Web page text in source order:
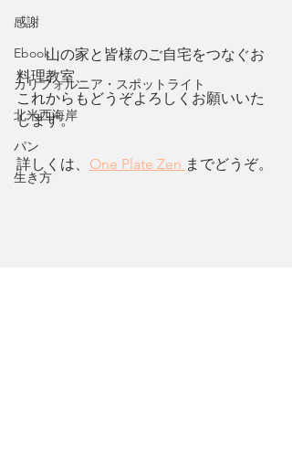
感謝
Ebook
カリフォルニア・スポットライト
北米西海岸
パン
生き方
山の家と皆様のご自宅をつなぐお
料理教室、
これからもどうぞよろしくお願いいた
します。
詳しくは、 One Plate Zen までどうぞ。